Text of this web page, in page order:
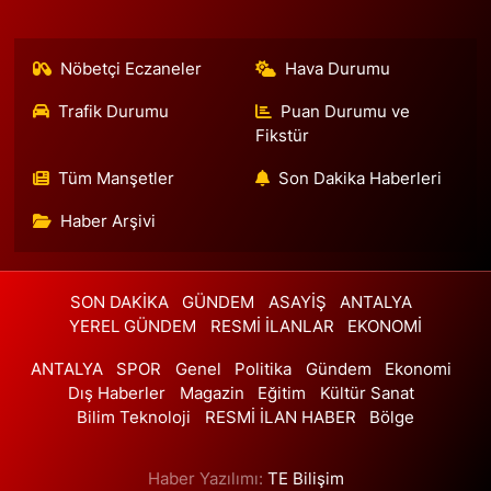
Ali Emre Eczanesi
Atatürk Mahallesi Atatürk Caddesi 201B Vatan Bilgisayar'dan
Yenidoğan'a doğru dönüp iki ışık geçince solda. EBRU SOKAK
0 (501) 244 19 94 Yol Tarifi Al
0 (212) 625 01 02 Yol Tarifi Al
Metehan Eczanesi
Uğur Mumcu Mahallesi Fatih Sultan Mehmet Caddesi 32-A
Nöbetçi Eczaneler Hava Durumu
Trafik Durumu
Puan Durumu ve
Fikstür
Tüm Manşetler Son Dakika Haberleri
Haber Arşivi
SON DAKİKA GÜNDEM ASAYİŞ
ANTALYA
YEREL GÜNDEM
RESMİ İLANLAR EKONOMİ
ANTALYA SPOR Genel Politika Gündem
Ekonomi
Dış Haberler
Magazin Eğitim
Kültür Sanat
Bilim Teknoloji
RESMİ İLAN HABER Bölge
Haber Yazılımı: TE Bilişim